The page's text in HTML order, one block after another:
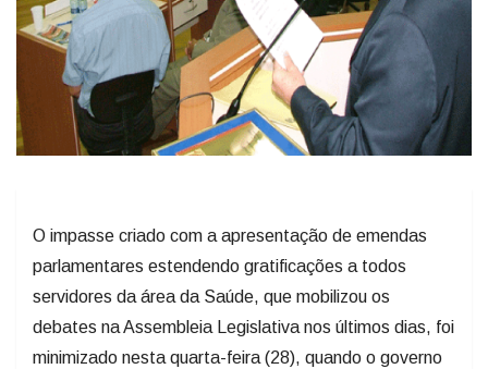
O impasse criado com a apresentação de emendas
parlamentares estendendo gratificações a todos
servidores da área da Saúde, que mobilizou os
debates na Assembleia Legislativa nos últimos dias, foi
minimizado nesta quarta-feira (28), quando o governo